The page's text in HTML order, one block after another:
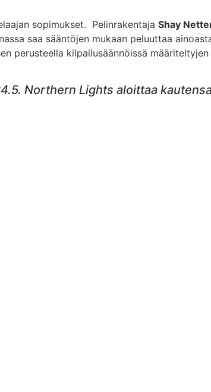
sopimukset. Pelinrakentaja Shay
saa sääntöjen mukaan peluuttaa
perusteella kilpailusäännöissä
Northern Lights aloittaa